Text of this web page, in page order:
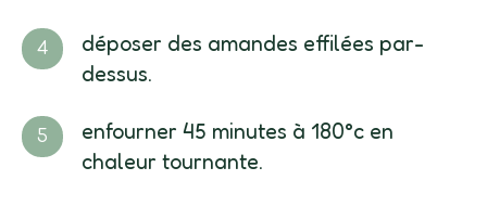
déposer des amandes effilées par-
dessus.
enfourner 45 minutes à 180°c en
chaleur tournante.